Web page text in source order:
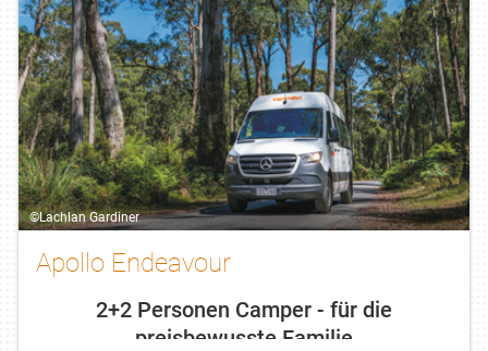
©Lachlan Gardiner
Apollo Endeavour
2+2 Personen Camper - für die
preisbewusste Familie